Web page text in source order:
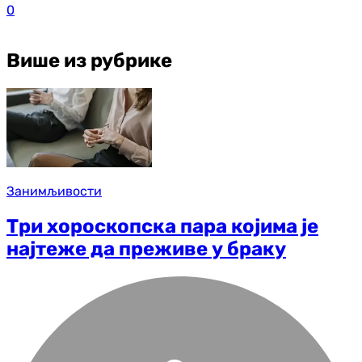
0
Више из рубрике
Занимљивости
Три хороскопска пара којима је
најтеже да преживе у браку